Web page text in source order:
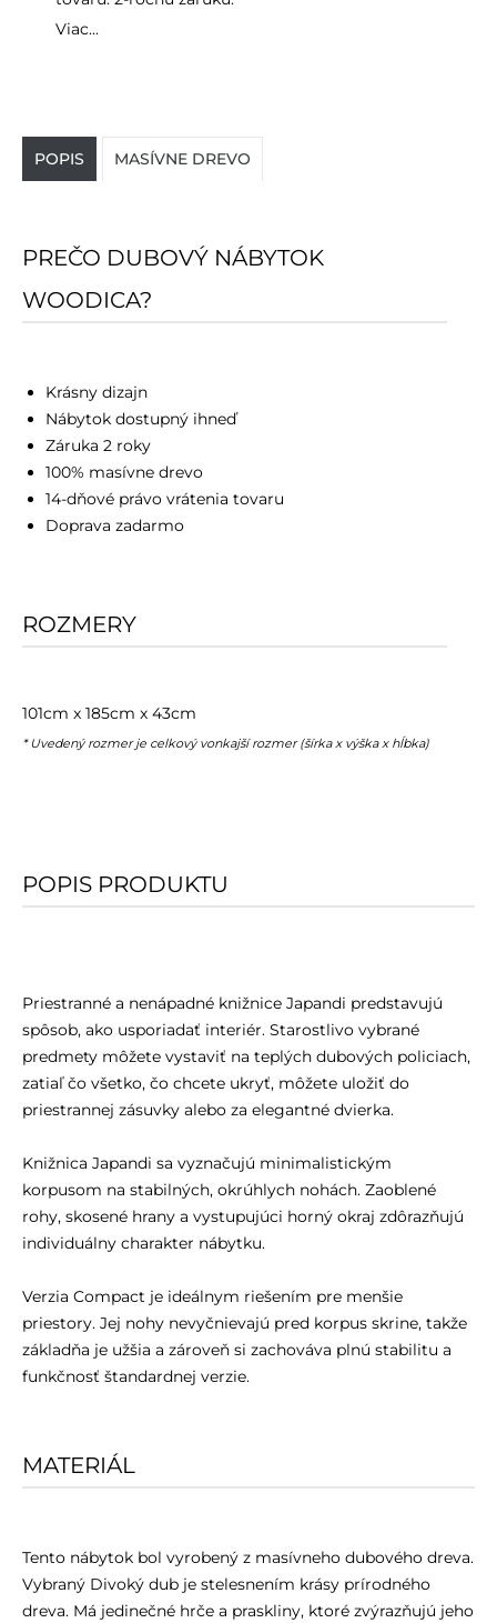
Viac...
POPIS MASÍVNE DREVO
PREČO DUBOVÝ NÁBYTOK
WOODICA?
Krásny dizajn
Nábytok dostupný ihneď
Záruka 2 roky
100% masívne drevo
14-dňové právo vrátenia tovaru
Doprava zadarmo
ROZMERY
101cm x 185cm x 43cm
* Uvedený rozmer je celkový vonkajší rozmer (šírka x výška x hĺbka)
POPIS PRODUKTU
Priestranné a nenápadné knižnice Japandi predstavujú
spôsob, ako usporiadať interiér. Starostlivo vybrané
predmety môžete vystaviť na teplých dubových policiach,
zatiaľ čo všetko, čo chcete ukryť, môžete uložiť do
priestrannej zásuvky alebo za elegantné dvierka.
Knižnica Japandi sa vyznačujú minimalistickým
korpusom na stabilných, okrúhlych nohách. Zaoblené
rohy, skosené hrany a vystupujúci horný okraj zdôrazňujú
individuálny charakter nábytku.
Verzia Compact je ideálnym riešením pre menšie
priestory. Jej nohy nevyčnievajú pred korpus skrine, takže
základňa je užšia a zároveň si zachováva plnú stabilitu a
funkčnosť štandardnej verzie.
MATERIÁL
Tento nábytok bol vyrobený z masívneho dubového dreva.
Vybraný Divoký dub je stelesnením krásy prírodného
dreva. Má jedinečné hrče a praskliny, ktoré zvýrazňujú jeho